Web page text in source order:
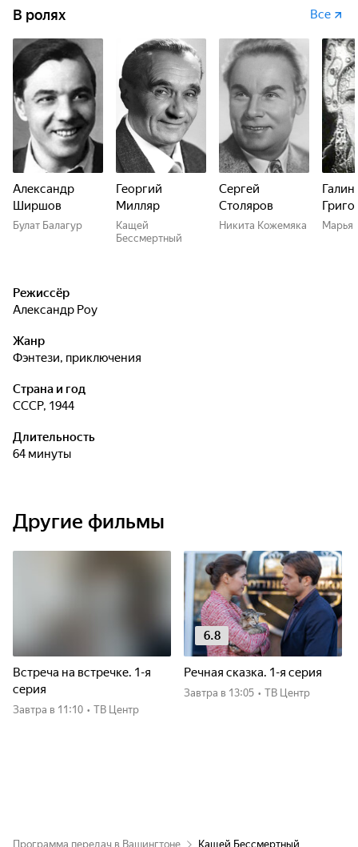
В ролях Все
Александр
Ширшов
Булат Балагур
Георгий
Милляр
Кащей
Бессмертный
Сергей
Столяров
Никита Кожемяка Марья
Режиссёр
Александр Роу
Жанр
фэнтези, приключения
Страна и год
СССР, 1944
Длительность
64 минуты
Другие фильмы
Встреча на встречке. 1-я
серия
Завтра в 11:10 • ТВ Центр
6.8
Речная сказка. 1-я серия
Завтра в 13:05 • ТВ Центр
Программа передач в Вашингтоне Кащей Бессмертный